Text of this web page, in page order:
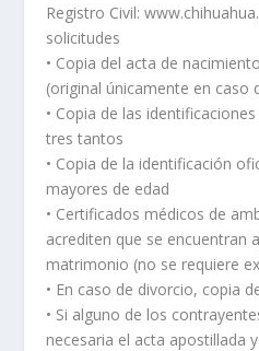
Registro Civil:
solicitudes
• Copia del acta de
(original únicamente en caso
• Copia de las
tres tantos
• Copia de la identificación
mayores de edad
• Certificados médicos de
acrediten que se encuentran
matrimonio (no se requiere
• En caso de divorcio, copia
• Si alguno de los
necesaria el acta apostillada